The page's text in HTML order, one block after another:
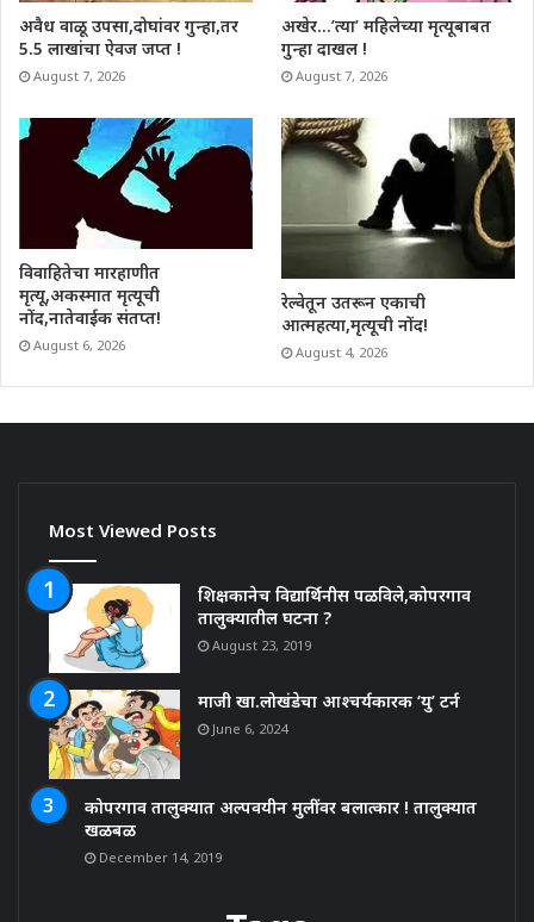
अवैध वाळू उपसा,दोघांवर गुन्हा,तर
5.5 लाखांचा ऐवज जप्त !
August 7, 2026
अखेर…’त्या’ महिलेच्या मृत्यूबाबत
गुन्हा दाखल !
August 7, 2026
विवाहितेचा मारहाणीत
मृत्यू,अकस्मात मृत्यूची
नोंद,नातेवाईक संतप्त!
August 6, 2026
रेल्वेतून उतरून एकाची
आत्महत्या,मृत्यूची नोंद!
August 4, 2026
Most Viewed Posts
शिक्षकानेच विद्यार्थिनीस पळविले,कोपरगाव
तालुक्यातील घटना ?
August 23, 2019
माजी खा.लोखंडेचा आश्चर्यकारक ‘यु’ टर्न
June 6, 2024
कोपरगाव तालुक्यात अल्पवयीन मुलींवर बलात्कार ! तालुक्यात
खळबळ
December 14, 2019